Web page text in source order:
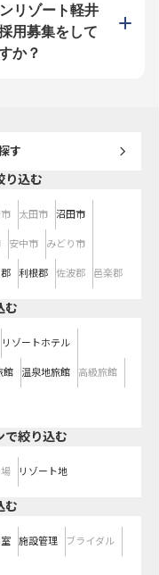
提供しています。館内には温
でなく、カラオケやゲームコ
、リラクゼーションサロンや
あるので、子供から大人まで
る設備を整えています。
だけで
ナー、リ
リゾート軽井
用募集をして
か？
す
り込む
太田市 沼田市
安中市 みどり市
利根郡 佐波郡 邑楽郡
む
リゾートホテル
館 温泉地旅館 高級旅館
で絞り込む
リゾート地
む
施設管理 ブライダル